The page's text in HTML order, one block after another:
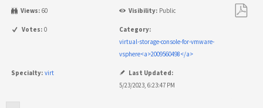
Views: 60 Visibility: Public
Votes: 0
Category:
virtual-storage-console-for-vmware-
vsphere<a>2009560498</a>
Specialty: virt
Last Updated:
5/23/2023, 6:23:47 PM